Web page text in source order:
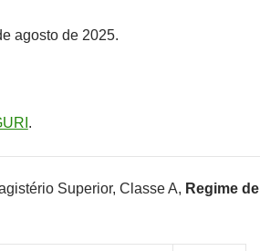
agosto de 2025.
.
Superior, Classe A, Regime de